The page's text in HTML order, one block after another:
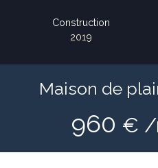
Construction
2019
Maison de
960 € /